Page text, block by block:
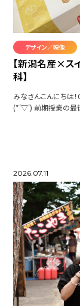
デザイン／映像
【新潟名産×ス
科】
みなさんこんにちは
(*'▽') 前期授業の最
2026.07.11